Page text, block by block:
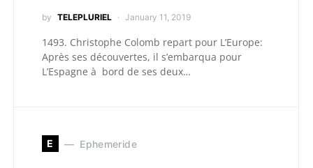
by TELEPLURIEL January 11, 2019
1493. Christophe Colomb repart pour L’Europe:
Après ses découvertes, il s’embarqua pour
L’Espagne à bord de ses deux…
E Ephemeride